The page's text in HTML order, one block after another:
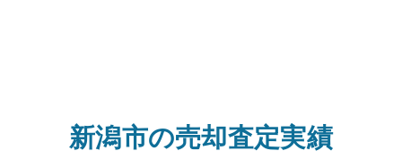
新潟市の売却査定実績